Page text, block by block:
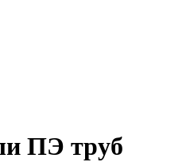
ПЭ труб